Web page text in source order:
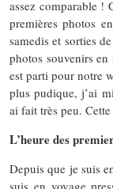
assez comparable !
premières photos
samedis et sorties
photos souvenirs
est parti pour notre
plus pudique, j’ai
ai fait très peu.
L’heure des
Depuis que je suis
suis en voyage